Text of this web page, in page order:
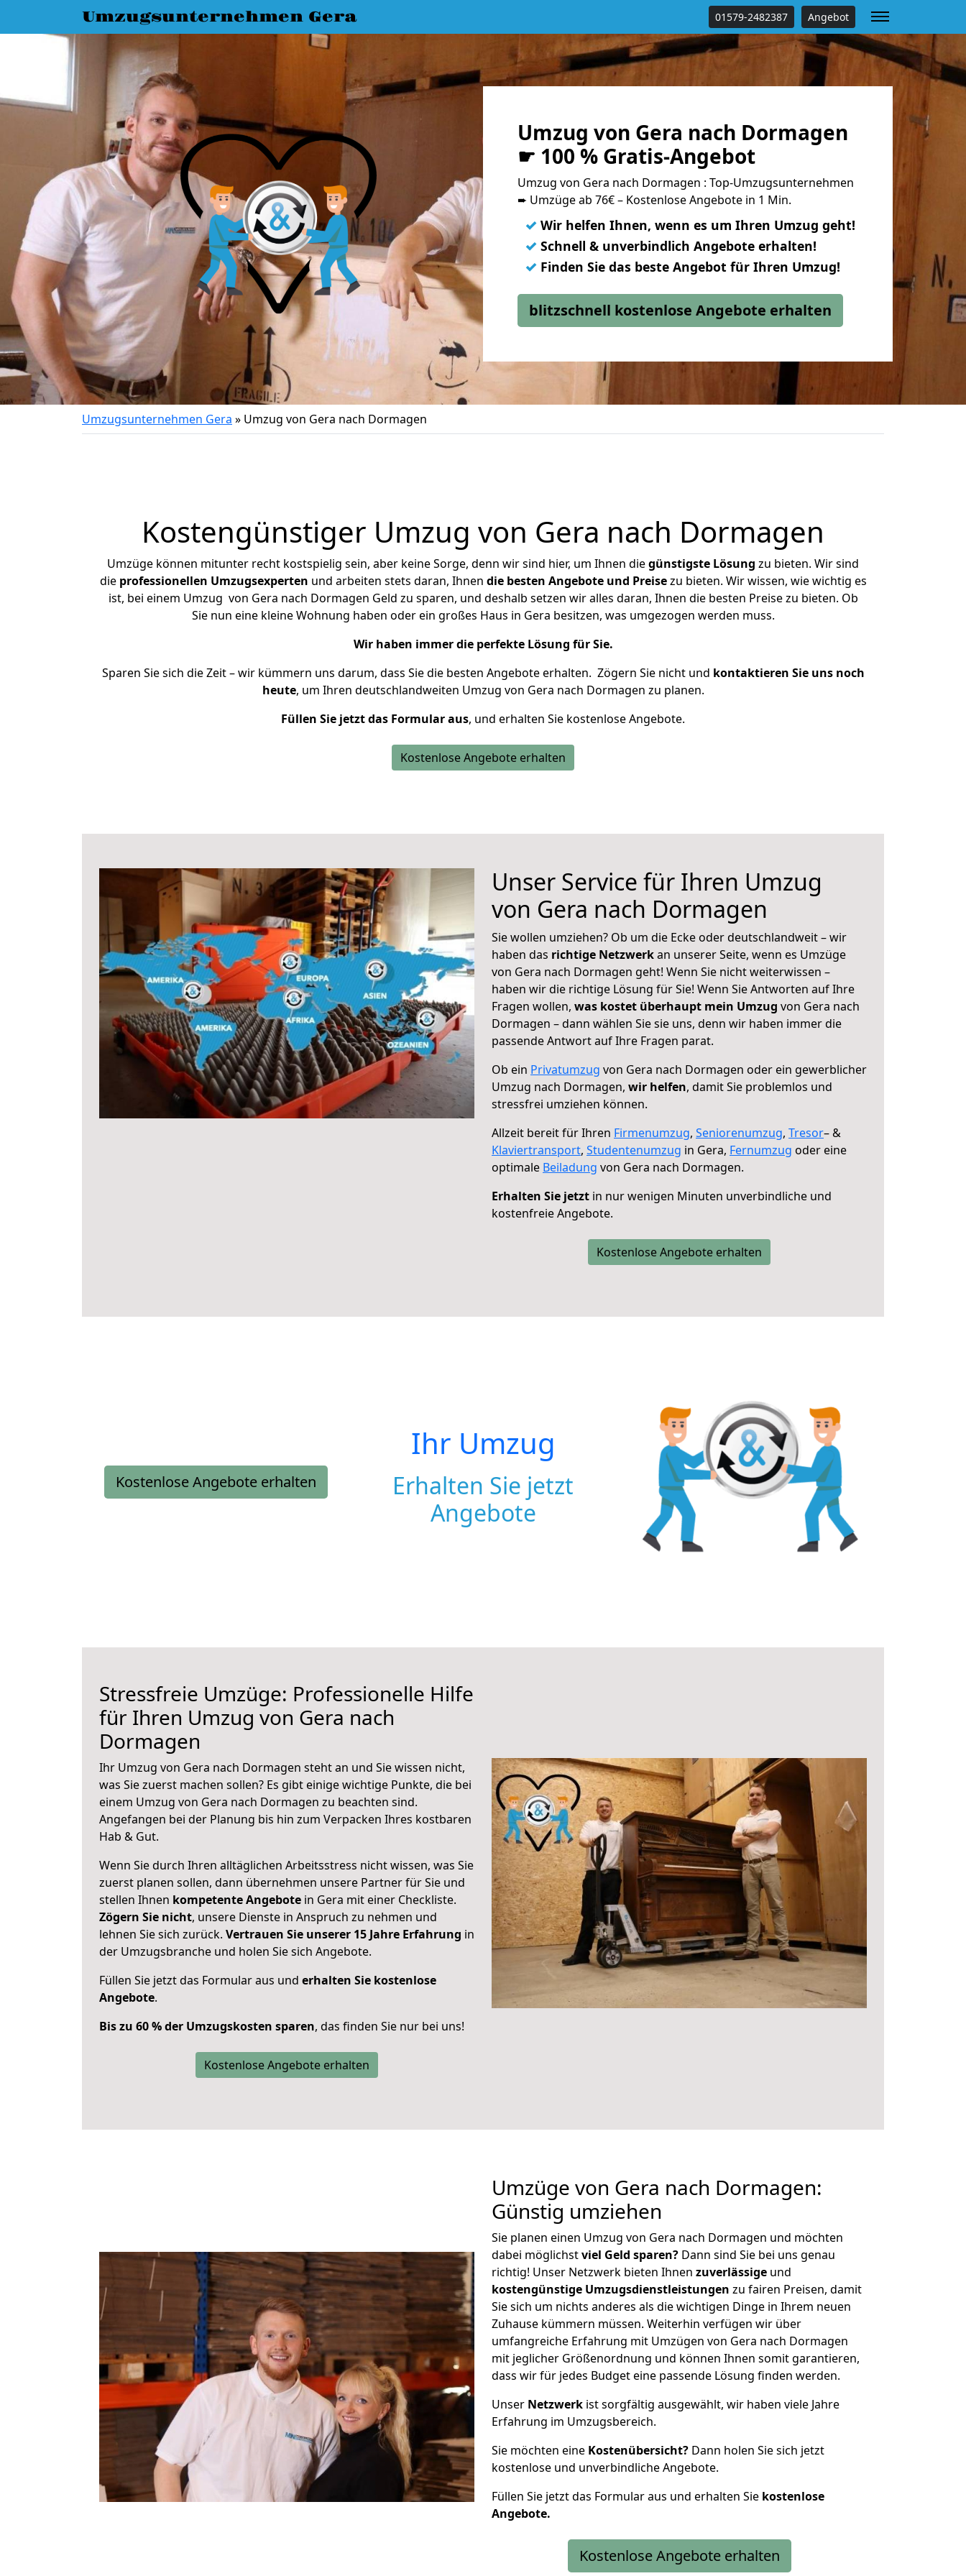
Umzugsunternehmen Gera 01579-2482387 Angebot
Umzug von Gera nach Dormagen
☛ 100 % Gratis-Angebot
Umzug von Gera nach Dormagen : Top-Umzugsunternehmen
➨ Umzüge ab 76€ – Kostenlose Angebote in 1 Min.
✓ Wir helfen Ihnen, wenn es um Ihren Umzug geht!
✓ Schnell & unverbindlich Angebote erhalten!
✓ Finden Sie das beste Angebot für Ihren Umzug!
blitzschnell kostenlose Angebote erhalten
Umzugsunternehmen Gera » Umzug von Gera nach Dormagen
Kostengünstiger Umzug von Gera nach Dormagen
Umzüge können mitunter recht kostspielig sein, aber keine Sorge, denn wir sind hier, um Ihnen diegünstigste Lösung zu bieten. Wir sind
die professionellen Umzugsexperten und arbeiten stets daran, Ihnen die besten Angebote und Preisezu bieten. Wir wissen, wie wichtig es
ist, bei einem Umzug von Gera nach Dormagen Geld zu sparen, und deshalb setzen wir alles daran, Ihnen die besten Preise zu bieten. Ob
Sie nun eine kleine Wohnung haben oder ein großes Haus in Gera besitzen, was umgezogen werden muss.
Wir haben immer die perfekte Lösung für Sie.
Sparen Sie sich die Zeit – wir kümmern uns darum, dass Sie die besten Angebote erhalten. Zögern Sie nicht und kontaktieren Sie uns noch
heute, um Ihren deutschlandweiten Umzug von Gera nach Dormagen zu planen.
Füllen Sie jetzt das Formular aus, und erhalten Sie kostenlose Angebote.
Kostenlose Angebote erhalten
Unser Service für Ihren Umzug
von Gera nach Dormagen
Sie wollen umziehen? Ob um die Ecke oder deutschlandweit – wir
haben das richtige Netzwerkan unserer Seite, wenn es Umzüge
von Gera nach Dormagen geht! Wenn Sie nicht weiterwissen –
haben wir die richtige Lösung für Sie! Wenn Sie Antworten auf Ihre
Fragen wollen, was kostet überhaupt mein Umzug von Gera nach
Dormagen – dann wählen Sie sie uns, denn wir haben immer die
passende Antwort auf Ihre Fragen parat.
Ob ein Privatumzug von Gera nach Dormagen oder ein gewerblicher
Umzug nach Dormagen, wir helfen, damit Sie problemlos und
stressfrei umziehen können.
Allzeit bereit für Ihren Firmenumzug, Seniorenumzug, Tresor– &
Klaviertransport, Studentenumzug in Gera, Fernumzug oder eine
optimale Beiladung von Gera nach Dormagen.
Erhalten Sie jetzt in nur wenigen Minuten unverbindliche und
kostenfreie Angebote.
Kostenlose Angebote erhalten
Kostenlose Angebote erhalten
Ihr Umzug
Erhalten Sie jetzt
Angebote
Stressfreie Umzüge: Professionelle Hilfe
für Ihren Umzug von Gera nach
Dormagen
Ihr Umzug von Gera nach Dormagen steht an und Sie wissen nicht,
was Sie zuerst machen sollen? Es gibt einige wichtige Punkte, die bei
einem Umzug von Gera nach Dormagen zu beachten sind.
Angefangen bei der Planung bis hin zum Verpacken Ihres kostbaren
Hab & Gut.
Wenn Sie durch Ihren alltäglichen Arbeitsstress nicht wissen, was Sie
zuerst planen sollen, dann übernehmen unsere Partner für Sie und
stellen Ihnen kompetente Angebote in Gera mit einer Checkliste.
Zögern Sie nicht, unsere Dienste in Anspruch zu nehmen und
lehnen Sie sich zurück. Vertrauen Sie unserer 15 Jahre Erfahrung in
der Umzugsbranche und holen Sie sich Angebote.
Füllen Sie jetzt das Formular aus und erhalten Sie kostenlose
Angebote.
Bis zu 60 % der Umzugskosten sparen, das finden Sie nur bei uns!
Kostenlose Angebote erhalten
Umzüge von Gera nach Dormagen:
Günstig umziehen
Sie planen einen Umzug von Gera nach Dormagen und möchten
dabei möglichstviel Geld sparen? Dann sind Sie bei uns genau
richtig! Unser Netzwerk bieten Ihnen zuverlässige und
kostengünstige Umzugsdienstleistungen zu fairen Preisen, damit
Sie sich um nichts anderes als die wichtigen Dinge in Ihrem neuen
Zuhause kümmern müssen. Weiterhin verfügen wir über
umfangreiche Erfahrung mit Umzügen von Gera nach Dormagen
mit jeglicher Größenordnung und können Ihnen somit garantieren,
dass wir für jedes Budget eine passende Lösung finden werden.
Unser Netzwerk ist sorgfältig ausgewählt, wir haben viele Jahre
Erfahrung im Umzugsbereich.
Sie möchten eine Kostenübersicht? Dann holen Sie sich jetzt
kostenlose und unverbindliche Angebote.
Füllen Sie jetzt das Formular aus und erhalten Sie kostenlose
Angebote.
Kostenlose Angebote erhalten